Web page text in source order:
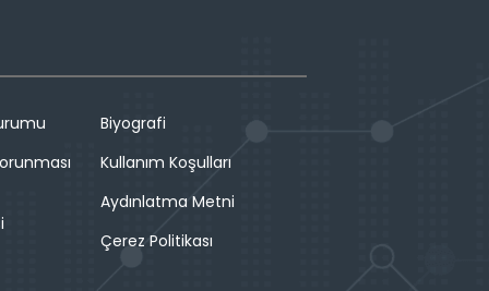
Biyografi
Kullanım Koşulları
Aydınlatma Metni
Çerez Politikası